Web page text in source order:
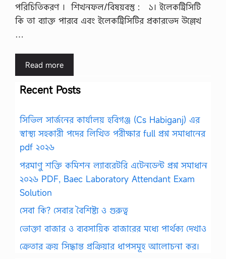
পরিচিতিকরণ । শিখনফল/বিষয়বস্তু : ১। ইলেকট্রিসিটি
কি তা ব্যাক্ত পারবে এবং ইলেকট্রিসিটির প্রকারভেদ উল্লেখ
…
Read more
Recent Posts
সিভিল সার্জনের কার্যালয় হবিগঞ্জ (Cs Habiganj) এর
স্বাস্থ্য সহকারী পদের লিখিত পরীক্ষার full প্রশ্ন সমাধানের
pdf ২০২৬
পরমাণু শক্তি কমিশন ল্যাবরেটরি এটেনডেন্ট প্রশ্ন সমাধান
২০২৬ PDF, Baec Laboratory Attendant Exam
Solution
সেবা কি? সেবার বৈশিষ্ট্য ও গুরুত্ব
ভোক্তা বাজার ও ব্যবসায়িক বাজারের মধ্যে পার্থক্য দেখাও
ক্রেতার ক্রয় সিদ্ধান্ত প্রক্রিয়ার ধাপসমূহ আলোচনা কর।